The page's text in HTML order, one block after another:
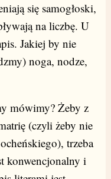
się samogłoski,
na liczbę. U
Jakiej by nie
noga, nodze,
mówimy? Żeby z
(czyli żeby nie
trzeba
konwencjonalny i